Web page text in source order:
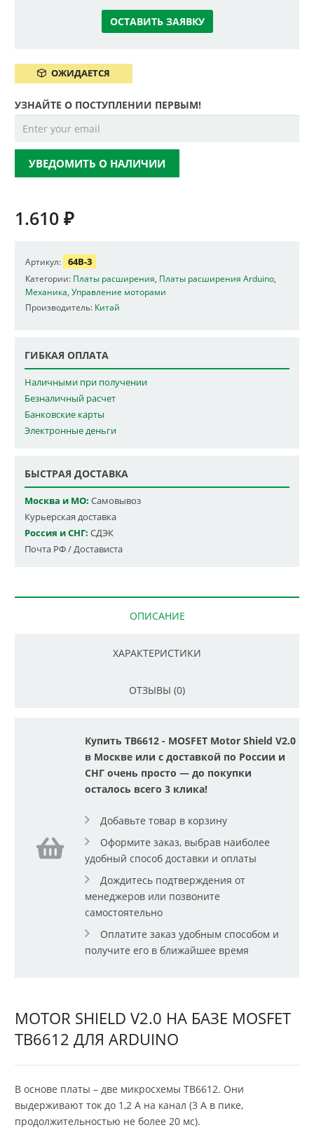
ОСТАВИТЬ ЗАЯВКУ
ОЖИДАЕТСЯ
УЗНАЙТЕ О ПОСТУПЛЕНИИ ПЕРВЫМ!
УВЕДОМИТЬ О НАЛИЧИИ
1.610 ₽
Артикул: 64B-3
Категории: Платы расширения Платы расширения Arduino
Механика Управление моторами
Производитель: Китай
ГИБКАЯ ОПЛАТА
Наличными при получении
Безналичный расчет
Банковские карты
Электронные деньги
БЫСТРАЯ ДОСТАВКА
Москва и МО: Самовывоз
Курьерская доставка
Россия и СНГ: СДЭК
Почта РФ / Достависта
ОПИСАНИЕ
ХАРАКТЕРИСТИКИ
ОТЗЫВЫ (0)
Купить TB6612 - MOSFET Motor Shield V2.0
в Москве или с доставкой по России и
СНГ очень просто — до покупки
осталось всего 3 клика!
Добавьте товар в корзину
Оформите заказ, выбрав наиболее
удобный способ доставки и оплаты
Дождитесь подтверждения от
менеджеров или позвоните
самостоятельно
Оплатите заказ удобным способом и
получите его в ближайшее время
MOTOR SHIELD V2.0 НА БАЗЕ MOSFET
TB6612 ДЛЯ ARDUINO
В основе платы – две микросхемы TB6612. Они
выдерживают ток до 1,2 А на канал (3 А в пике,
продолжительностью не более 20 мс).